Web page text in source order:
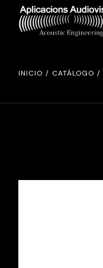
content
INICIO CATÁLOGO